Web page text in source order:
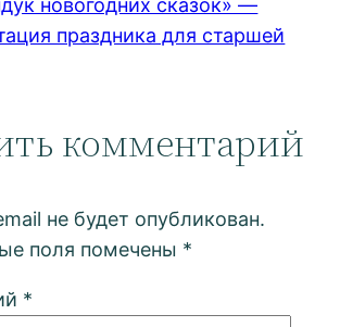
новогодних сказок» —
праздника для старшей
комментарий
не будет опубликован.
поля помечены *
*